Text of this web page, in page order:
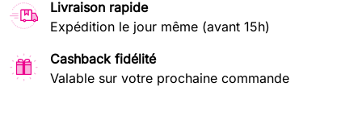
Livraison rapide
Expédition le jour même (avant 15h)
Cashback fidélité
Valable sur votre prochaine commande